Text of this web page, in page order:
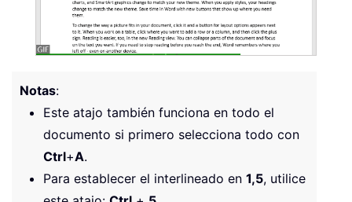
Notas:
Este atajo también funciona en todo el
documento si primero selecciona todo con
Ctrl+A.
Para establecer el interlineado en 1,5, utilice